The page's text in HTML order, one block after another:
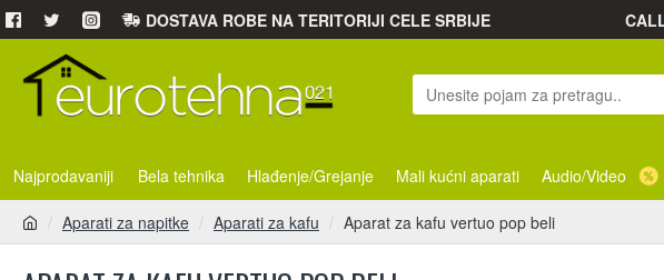
DOSTAVA ROBE NA TERITORIJI CELE SRBIJE
Najprodavaniji Bela tehnika Hlađenje/Grejanje Mali kućni aparati Audio/Video
Aparati za napitke Aparati za kafu Aparat za kafu vertuo pop beli